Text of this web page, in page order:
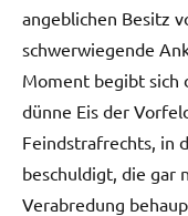
angeblichen Besitz
schwerwiegende
Moment begibt sich
dünne Eis der
Feindstrafrechts, in
beschuldigt, die gar
Verabredung